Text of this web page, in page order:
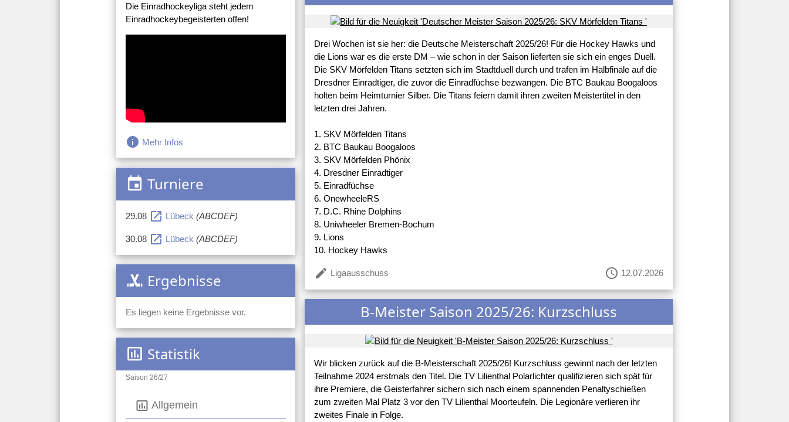
Die Einradhockeyliga steht jedem
Einradhockeybegeisterten offen!
info Mehr Infos
event Turniere
29.08 open_in_new Lübeck (ABCDEF)
30.08 open_in_new Lübeck (ABCDEF)
sports_hockey Ergebnisse
Es liegen keine Ergebnisse vor.
insert_chart_outlined Statistik
Saison 26/27
insert_chart_outlined Allgemein
Drei Wochen ist sie her: die Deutsche Meisterschaft 2025/26! Für die Hockey Hawks und
die Lions war es die erste DM – wie schon in der Saison lieferten sie sich ein enges Duell.
Die SKV Mörfelden Titans setzten sich im Stadtduell durch und trafen im Halbfinale auf die
Dresdner Einradtiger, die zuvor die Einradfüchse bezwangen. Die BTC Baukau Boogaloos
holten beim Heimturnier Silber. Die Titans feiern damit ihren zweiten Meistertitel in den
letzten drei Jahren.
1. SKV Mörfelden Titans
2. BTC Baukau Boogaloos
3. SKV Mörfelden Phönix
4. Dresdner Einradtiger
5. Einradfüchse
6. OnewheeleRS
7. D.C. Rhine Dolphins
8. Uniwheeler Bremen-Bochum
9. Lions
10. Hockey Hawks
create Ligaausschuss schedule 12.07.2026
B-Meister Saison 2025/26: Kurzschluss
Wir blicken zurück auf die B-Meisterschaft 2025/26! Kurzschluss gewinnt nach der letzten
Teilnahme 2024 erstmals den Titel. Die TV Lilienthal Polarlichter qualifizieren sich spät für
ihre Premiere, die Geisterfahrer sichern sich nach einem spannenden Penaltyschießen
zum zweiten Mal Platz 3 vor den TV Lilienthal Moorteufeln. Die Legionäre verlieren ihr
zweites Finale in Folge.